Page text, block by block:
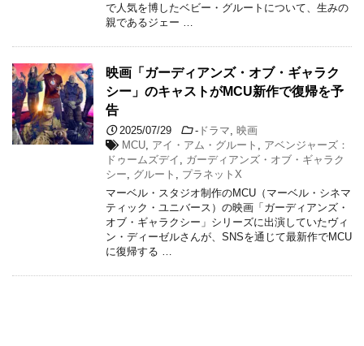
で人気を博したベビー・グルートについて、生みの
親であるジェー …
映画「ガーディアンズ・オブ・ギャラク
シー」のキャストがMCU新作で復帰を予
告
2025/07/29 - ドラマ
映画
MCU
アイ・アム・グルート
アベンジャーズ：
ドゥームズデイ
ガーディアンズ・オブ・ギャラク
シー
グルート
プラネットX
マーベル・スタジオ制作のMCU（マーベル・シネマ
ティック・ユニバース）の映画「ガーディアンズ・
オブ・ギャラクシー」シリーズに出演していたヴィ
ン・ディーゼルさんが、SNSを通じて最新作でMCU
に復帰する …